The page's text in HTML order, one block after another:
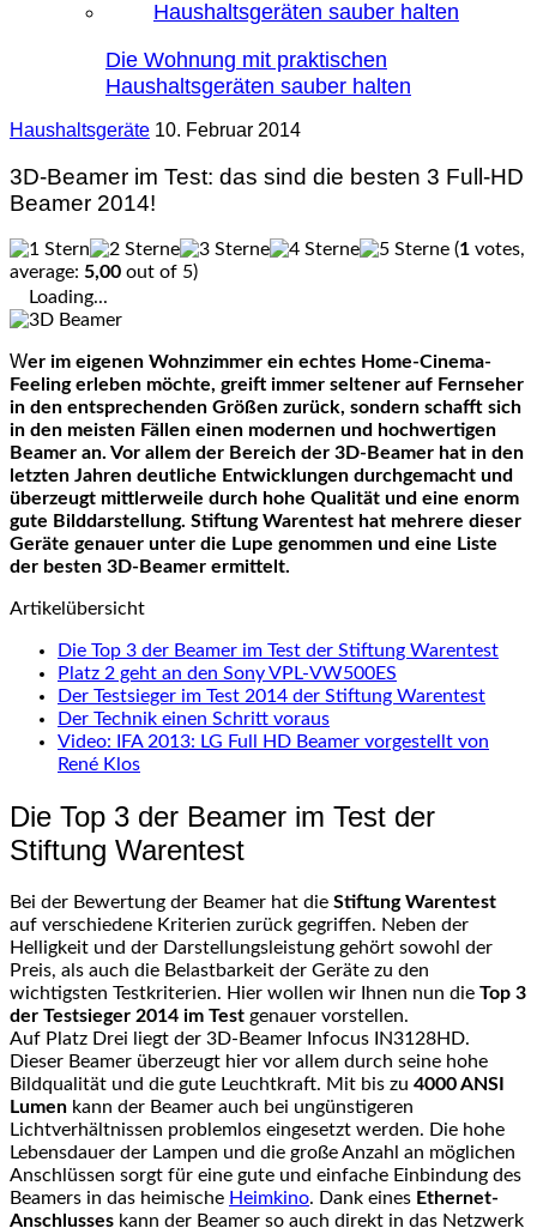
Die Wohnung mit praktischen
Haushaltsgeräten sauber halten
Haushaltsgeräte 10. Februar 2014
3D-Beamer im Test: das sind die besten 3 Full-HD
Beamer 2014!
(1 votes,
average: 5,00 out of 5)
Loading...
Wer im eigenen Wohnzimmer ein echtes Home-Cinema-
Feeling erleben möchte, greift immer seltener auf Fernseher
in den entsprechenden Größen zurück, sondern schafft sich
in den meisten Fällen einen modernen und hochwertigen
Beamer an. Vor allem der Bereich der 3D-Beamer hat in den
letzten Jahren deutliche Entwicklungen durchgemacht und
überzeugt mittlerweile durch hohe Qualität und eine enorm
gute Bilddarstellung. Stiftung Warentest hat mehrere dieser
Geräte genauer unter die Lupe genommen und eine Liste
der besten 3D-Beamer ermittelt.
Artikelübersicht
Die Top 3 der Beamer im Test der Stiftung Warentest
Platz 2 geht an den Sony VPL-VW500ES
Der Testsieger im Test 2014 der Stiftung Warentest
Der Technik einen Schritt voraus
Video: IFA 2013: LG Full HD Beamer vorgestellt von
René Klos
Die Top 3 der Beamer im Test der
Stiftung Warentest
Bei der Bewertung der Beamer hat die Stiftung Warentest
auf verschiedene Kriterien zurück gegriffen. Neben der
Helligkeit und der Darstellungsleistung gehört sowohl der
Preis, als auch die Belastbarkeit der Geräte zu den
wichtigsten Testkriterien. Hier wollen wir Ihnen nun die Top 3
der Testsieger 2014 im Test genauer vorstellen.
Auf Platz Drei liegt der 3D-Beamer Infocus IN3128HD.
Dieser Beamer überzeugt hier vor allem durch seine hohe
Bildqualität und die gute Leuchtkraft. Mit bis zu 4000 ANSI
Lumen kann der Beamer auch bei ungünstigeren
Lichtverhältnissen problemlos eingesetzt werden. Die hohe
Lebensdauer der Lampen und die große Anzahl an möglichen
Anschlüssen sorgt für eine gute und einfache Einbindung des
Beamers in das heimische Heimkino. Dank eines Ethernet-
Anschlusses kann der Beamer so auch direkt in das Netzwerk